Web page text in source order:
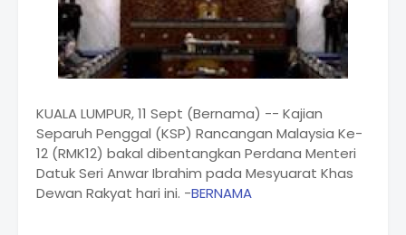
KUALA LUMPUR, 11 Sept (Bernama) -- Kajian
Separuh Penggal (KSP) Rancangan Malaysia Ke-
12 (RMK12) bakal dibentangkan Perdana Menteri
Datuk Seri Anwar Ibrahim pada Mesyuarat Khas
Dewan Rakyat hari ini. -BERNAMA